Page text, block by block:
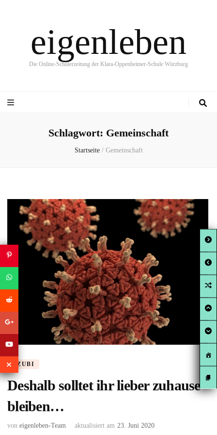
eigenleben
Die Online-Schülerzeitung der Klara-Oppenheimer-Schule Würzburg
Schlagwort: Gemeinschaft
Startseite / Gemeinschaft
AZUBI
Deshalb solltet ihr lieber zuhause
bleiben…
von eigenleben-Team aktualisiert am 23. Juni 2020